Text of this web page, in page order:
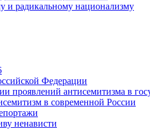
и радикальному национализму
Федерации
проявлений антисемитизма в
в современной России
ненависти